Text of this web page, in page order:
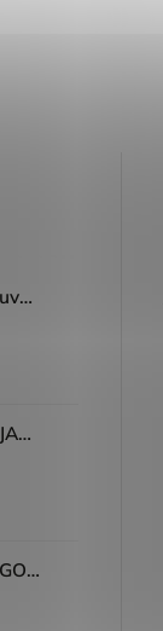
Dámský volnočasový nazouvák ARDON®JUNO - růžová
Dámské kalhoty ARDON®JASVENA šedá
Tričko ARDON®ULTRITE®GO! dámské růžová